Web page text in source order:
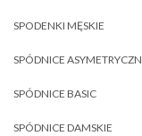
SPODENKI MĘSKIE
SPÓDNICE
SPÓDNICE BASIC
SPÓDNICE DAMSKIE